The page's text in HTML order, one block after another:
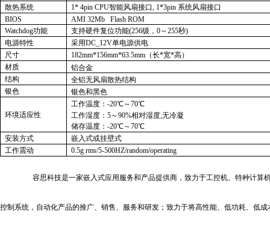
散热系统
1* 4pin CPU智能风扇接口, 1*3pin 系统风扇接口
BIOS
AMI 32Mb Flash ROM
Watchdog功能
支持硬件复位功能(256级，0～255秒)
电源特性
采用DC_12V单电源供电
尺寸
182mm*156mm*63.5mm（长*宽*高）
材质
铝合金
结构
全铝无风扇散热结构
银色
银色和黑色
环境适应性
工作温度：-20℃～70℃
工作湿度：5～90%相对湿度,无冷凝
储存温度：-20℃～70℃
安装方式
嵌入式或挂壁式
工作震动
0.5g rms/5-500HZ/random/operating
容思科技是一家嵌入式应用服务和产品提供商，致力于工控机、特种计
控制系统，自动化产品的推广、销售、服务和研发；致力于将高性能、低功耗、低